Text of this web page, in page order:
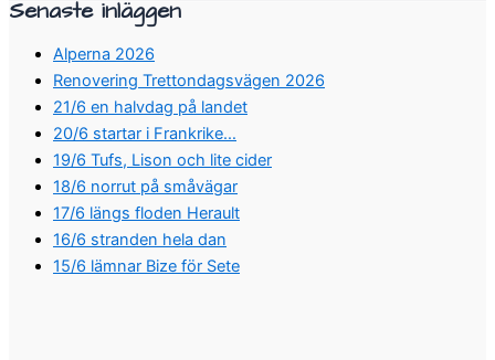
Senaste inläggen
Alperna 2026
Renovering Trettondagsvägen 2026
21/6 en halvdag på landet
20/6 startar i Frankrike…
19/6 Tufs, Lison och lite cider
18/6 norrut på småvägar
17/6 längs floden Herault
16/6 stranden hela dan
15/6 lämnar Bize för Sete